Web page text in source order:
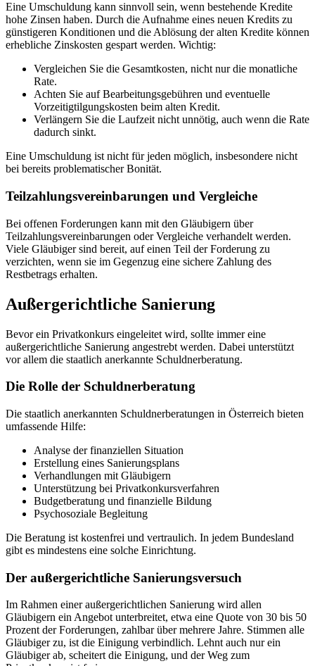
Eine Umschuldung kann sinnvoll sein, wenn bestehende Kredite
hohe Zinsen haben. Durch die Aufnahme eines neuen Kredits zu
günstigeren Konditionen und die Ablösung der alten Kredite können
erhebliche Zinskosten gespart werden. Wichtig:
Vergleichen Sie die Gesamtkosten, nicht nur die monatliche
Rate.
Achten Sie auf Bearbeitungsgebühren und eventuelle
Vorzeitigtilgungskosten beim alten Kredit.
Verlängern Sie die Laufzeit nicht unnötig, auch wenn die Rate
dadurch sinkt.
Eine Umschuldung ist nicht für jeden möglich, insbesondere nicht
bei bereits problematischer Bonität.
Teilzahlungsvereinbarungen und Vergleiche
Bei offenen Forderungen kann mit den Gläubigern über
Teilzahlungsvereinbarungen oder Vergleiche verhandelt werden.
Viele Gläubiger sind bereit, auf einen Teil der Forderung zu
verzichten, wenn sie im Gegenzug eine sichere Zahlung des
Restbetrags erhalten.
Außergerichtliche Sanierung
Bevor ein Privatkonkurs eingeleitet wird, sollte immer eine
außergerichtliche Sanierung angestrebt werden. Dabei unterstützt
vor allem die staatlich anerkannte Schuldnerberatung.
Die Rolle der Schuldnerberatung
Die staatlich anerkannten Schuldnerberatungen in Österreich bieten
umfassende Hilfe:
Analyse der finanziellen Situation
Erstellung eines Sanierungsplans
Verhandlungen mit Gläubigern
Unterstützung bei Privatkonkursverfahren
Budgetberatung und finanzielle Bildung
Psychosoziale Begleitung
Die Beratung ist kostenfrei und vertraulich. In jedem Bundesland
gibt es mindestens eine solche Einrichtung.
Der außergerichtliche Sanierungsversuch
Im Rahmen einer außergerichtlichen Sanierung wird allen
Gläubigern ein Angebot unterbreitet, etwa eine Quote von 30 bis 50
Prozent der Forderungen, zahlbar über mehrere Jahre. Stimmen alle
Gläubiger zu, ist die Einigung verbindlich. Lehnt auch nur ein
Gläubiger ab, scheitert die Einigung, und der Weg zum